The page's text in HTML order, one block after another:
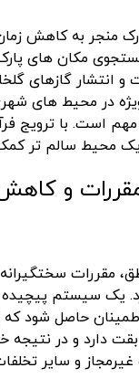
منجر به کاهش
مکان های
انتشار گازهای
در محیط های
است. با ترویج
محیط سالم تر
و
مقررات
یک سیستم
حاصل شود
دارد و در نتیجه
غیرمجاز و سایر